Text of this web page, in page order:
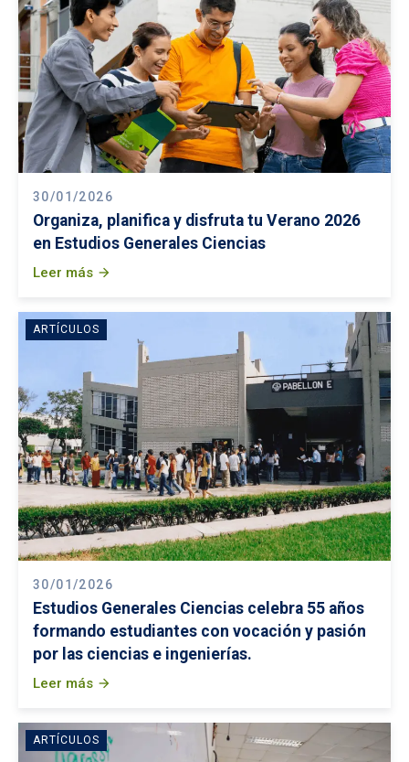
30/01/2026
Organiza, planifica y disfruta tu Verano 2026
en Estudios Generales Ciencias
Leer más arrow_forward
ARTÍCULOS
30/01/2026
Estudios Generales Ciencias celebra 55 años
formando estudiantes con vocación y pasión
por las ciencias e ingenierías.
Leer más arrow_forward
ARTÍCULOS